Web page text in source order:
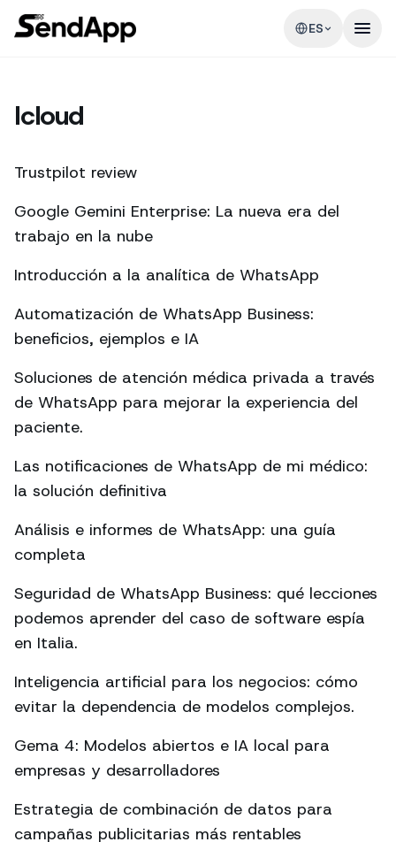
ES
Icloud
Trustpilot review
Google Gemini Enterprise: La nueva era del
trabajo en la nube
Introducción a la analítica de WhatsApp
Automatización de WhatsApp Business:
beneficios, ejemplos e IA
Soluciones de atención médica privada a través
de WhatsApp para mejorar la experiencia del
paciente.
Las notificaciones de WhatsApp de mi médico:
la solución definitiva
Análisis e informes de WhatsApp: una guía
completa
Seguridad de WhatsApp Business: qué lecciones
podemos aprender del caso de software espía
en Italia.
Inteligencia artificial para los negocios: cómo
evitar la dependencia de modelos complejos.
Gema 4: Modelos abiertos e IA local para
empresas y desarrolladores
Estrategia de combinación de datos para
campañas publicitarias más rentables